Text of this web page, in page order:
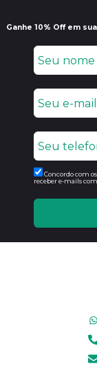
Ganhe 10% Off em
Concordo com os
receber e-mails